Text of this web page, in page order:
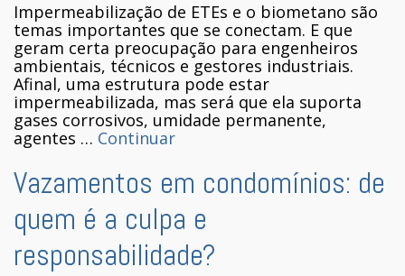
Impermeabilização de ETEs e o biometano são
temas importantes que se conectam. E que
geram certa preocupação para engenheiros
ambientais, técnicos e gestores industriais.
Afinal, uma estrutura pode estar
impermeabilizada, mas será que ela suporta
gases corrosivos, umidade permanente,
agentes … Continuar
Vazamentos em condomínios: de
quem é a culpa e
responsabilidade?